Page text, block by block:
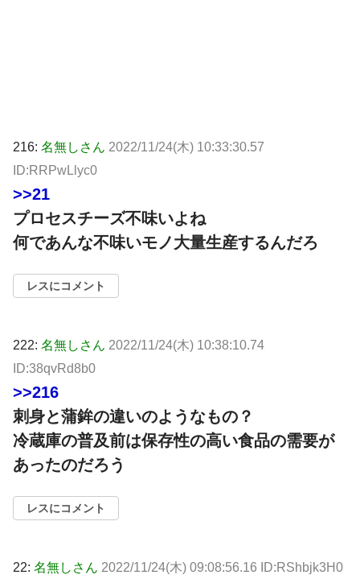
216: 名無しさん 2022/11/24(木) 10:33:30.57
ID:RRPwLlyc0
>>21
プロセスチーズ不味いよね
何であんな不味いモノ大量生産するんだろ
レスにコメント
222: 名無しさん 2022/11/24(木) 10:38:10.74
ID:38qvRd8b0
>>216
刺身と蒲鉾の違いのようなもの？
冷蔵庫の普及前は保存性の高い食品の需要が
あったのだろう
レスにコメント
22: 名無しさん 2022/11/24(木) 09:08:56.16 ID:RShbjk3H0